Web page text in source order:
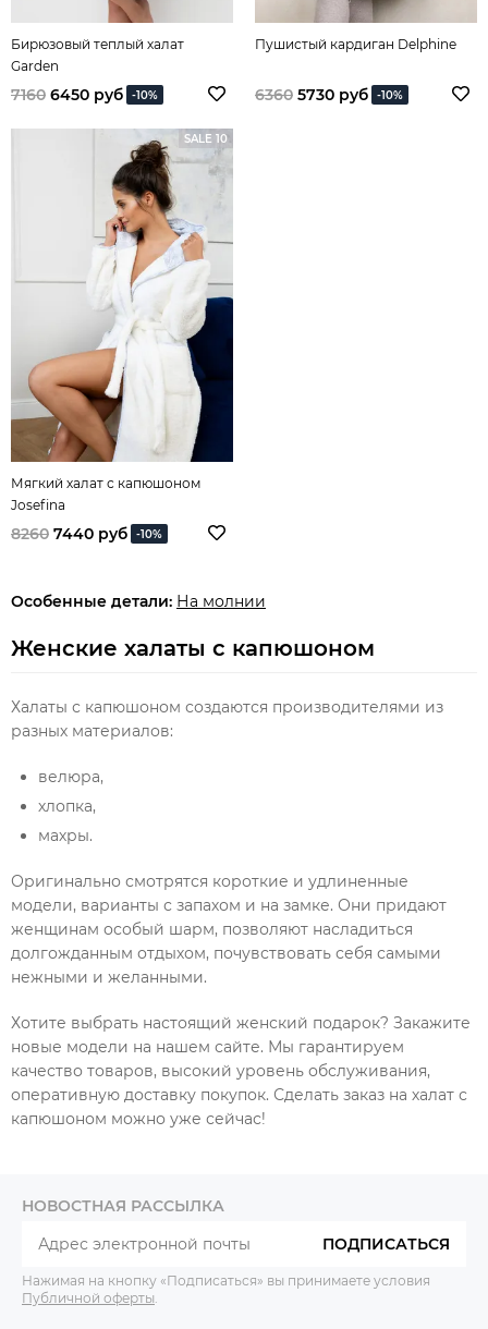
Бирюзовый теплый халат
Garden
7160 6450 руб -10%
Пушистый кардиган Delphine
6360 5730 руб -10%
SALE 10
Мягкий халат с капюшоном
Josefina
8260 7440 руб -10%
Особенные детали: На молнии
Женские халаты с капюшоном
Халаты с капюшоном создаются производителями из
разных материалов:
велюра,
хлопка,
махры.
Оригинально смотрятся короткие и удлиненные
модели, варианты с запахом и на замке. Они придают
женщинам особый шарм, позволяют насладиться
долгожданным отдыхом, почувствовать себя самыми
нежными и желанными.
Хотите выбрать настоящий женский подарок? Закажите
новые модели на нашем сайте. Мы гарантируем
качество товаров, высокий уровень обслуживания,
оперативную доставку покупок. Сделать заказ на халат с
капюшоном можно уже сейчас!
НОВОСТНАЯ РАССЫЛКА
ПОДПИСАТЬСЯ
Нажимая на кнопку «Подписаться» вы принимаете условия
Публичной оферты